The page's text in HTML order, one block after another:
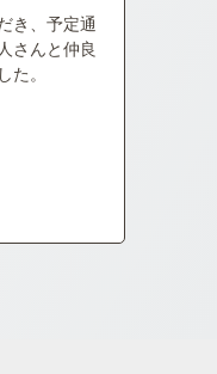
き、予定通
さんと仲良
。